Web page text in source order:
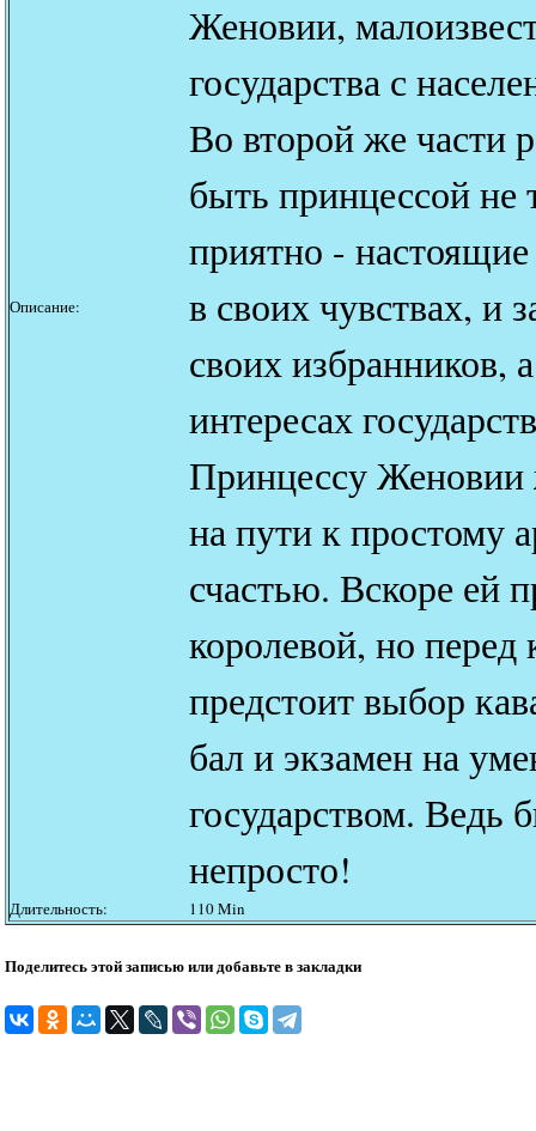
Описание:
Женовии,
государства с
Во второй же части
быть принцессой не
приятно -
в своих чувствах, и
своих избранников,
интересах
Принцессу
на пути к простому
счастью. Вскоре ей
королевой, но
предстоит выбор
бал и экзамен на
государством. Ведь
непросто!
Длительность: 110 Min
Поделитесь этой записью или добавьте в закладки